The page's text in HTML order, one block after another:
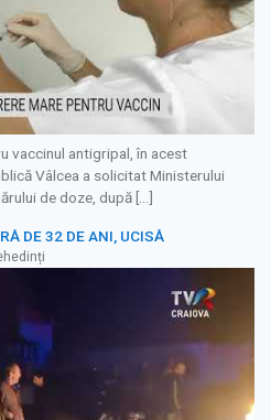
vaccinul antigripal, în acest
Vâlcea a solicitat Ministerului
de doze, după […]
DE 32 DE ANI, UCISĂ